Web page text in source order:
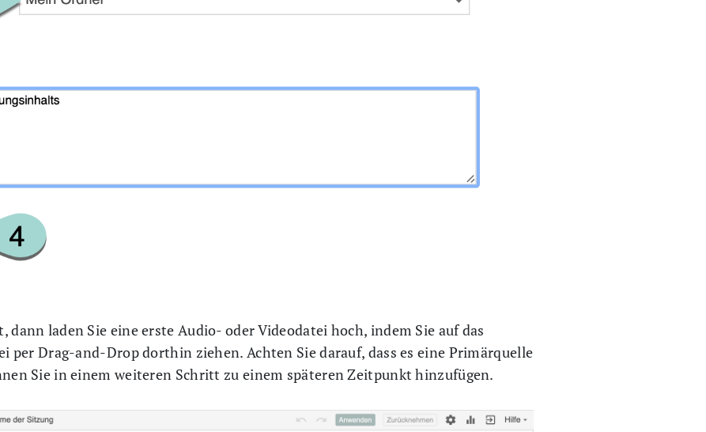
dann laden Sie eine erste Audio- oder Videodatei hoch, indem Sie auf das
per Drag-and-Drop dorthin ziehen. Achten Sie darauf, dass es eine Primärquelle
Sie in einem weiteren Schritt zu einem späteren Zeitpunkt hinzufügen.